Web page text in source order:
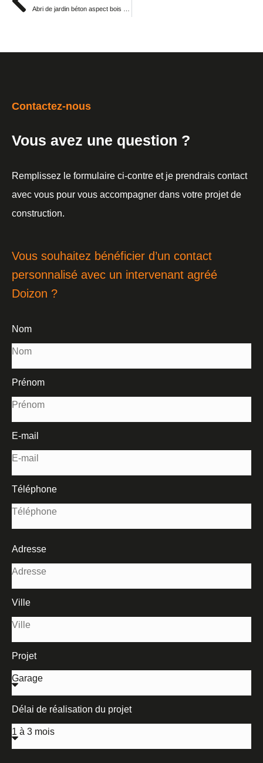
Contactez-nous
Vous avez une question ?
Remplissez le formulaire ci-contre et je prendrais contact
avec vous pour vous accompagner dans votre projet de
construction.
Vous souhaitez bénéficier d’un contact
personnalisé avec un intervenant agréé
Doizon ?
Nom
Prénom
E-mail
Téléphone
Adresse
Ville
Projet
Délai de réalisation du projet